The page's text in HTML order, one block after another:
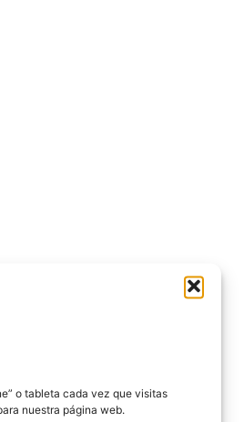
o tableta cada vez que visitas
nuestra página web.